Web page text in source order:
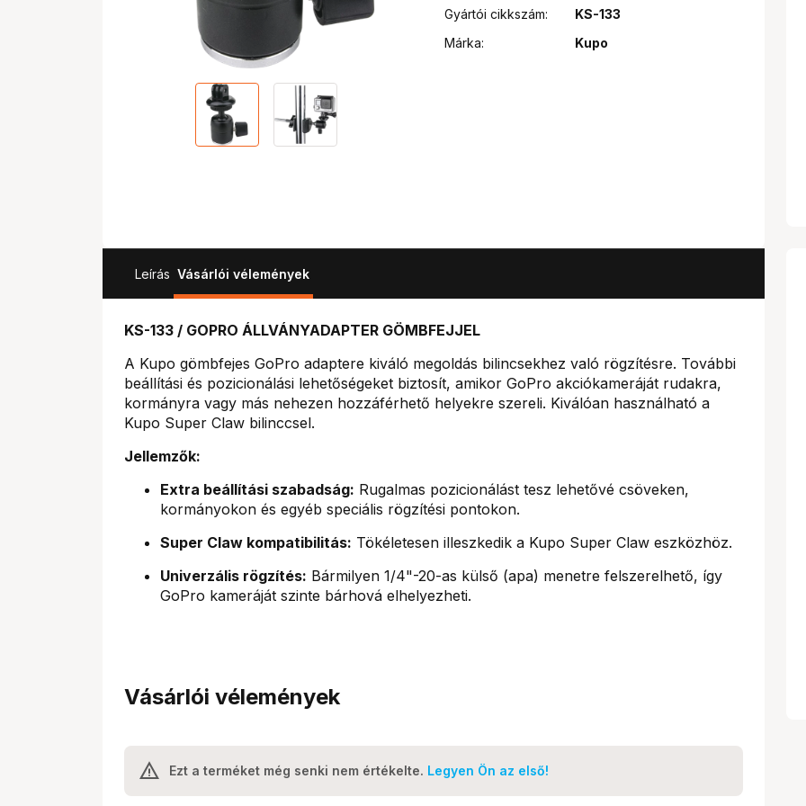
Gyártói cikkszám:
KS-133
Márka:
Kupo
Leírás Vásárlói vélemények
KS-133 / GOPRO ÁLLVÁNYADAPTER GÖMBFEJJEL
A Kupo gömbfejes GoPro adaptere kiváló megoldás bilincsekhez való rögzítésre. További
beállítási és pozicionálási lehetőségeket biztosít, amikor GoPro akciókameráját rudakra,
kormányra vagy más nehezen hozzáférhető helyekre szereli. Kiválóan használható a
Kupo Super Claw bilinccsel.
Jellemzők:
Extra beállítási szabadság: Rugalmas pozicionálást tesz lehetővé csöveken,
kormányokon és egyéb speciális rögzítési pontokon.
Super Claw kompatibilitás: Tökéletesen illeszkedik a Kupo Super Claw eszközhöz.
Univerzális rögzítés: Bármilyen 1/4"-20-as külső (apa) menetre felszerelhető, így
GoPro kameráját szinte bárhová elhelyezheti.
Vásárlói vélemények
Ezt a terméket még senki nem értékelte. Legyen Ön az első!